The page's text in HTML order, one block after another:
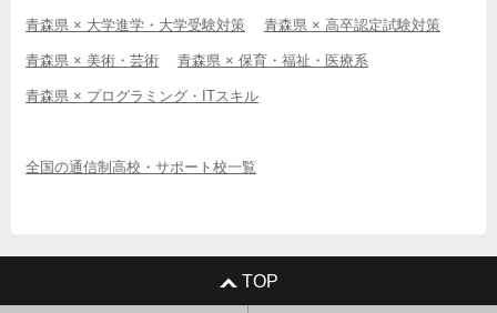
青森県 × 大学進学・大学受験対策 青森県 × 高卒認定試験対策
青森県 × 美術・芸術 青森県 × 保育・福祉・医療系
青森県 × プログラミング・ITスキル
全国の通信制高校・サポート校一覧
TOP